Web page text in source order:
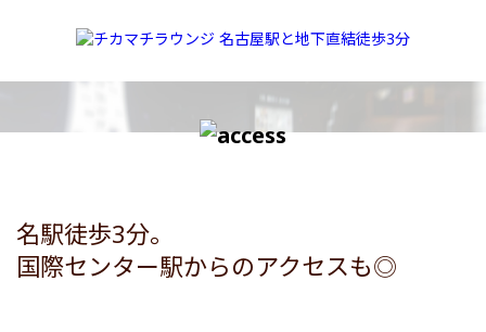
名駅徒歩3分。
国際センター駅からのアクセスも◎